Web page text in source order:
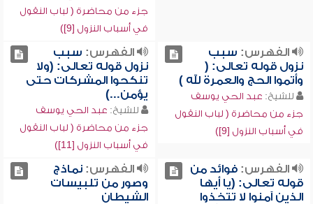
جزء من محاضرة ( لباب النقول
في أسباب النزول [9])
الفهرس: سبب
نزول قوله تعالى: (
وأتموا الحج والعمرة لله )
للشيخ: عبد الحي يوسف
جزء من محاضرة ( لباب النقول
في أسباب النزول [9])
الفهرس: سبب
نزول قوله تعالى: (ولا
تنكحوا المشركات حتى
يؤمن...)
للشيخ: عبد الحي يوسف
جزء من محاضرة ( لباب النقول
في أسباب النزول [11])
الفهرس:فوائد من
قوله تعالى: (يا أيها
الذين آمنوا لا تتخذوا
الفهرس:نماذج
وصور من تلبيسات
الشيطان